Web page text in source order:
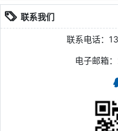
联系我们
联系电话：
电子邮箱